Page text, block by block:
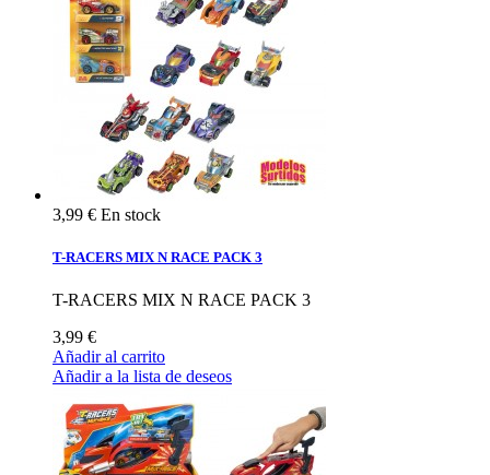
3,99 € En stock
T-RACERS MIX N RACE PACK 3
T-RACERS MIX N RACE PACK 3
3,99 €
Añadir al carrito
Añadir a la lista de deseos